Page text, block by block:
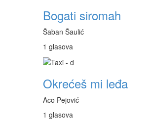
Bogati siromah
Šaban Šaulić
1 glasova
Okrećeš mi leđa
Aco Pejović
1 glasova